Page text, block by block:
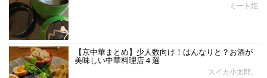
ミート姫
【京中華まとめ】少人数向け！はんなりと？お酒が
美味しい中華料理店４選
スイカ小太郎。